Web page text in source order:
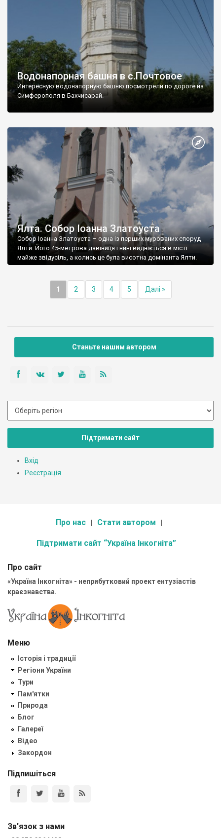
Водонапорная башня в с.Почтовое
Интересную водонапорную башню посмотрели по дороге из
Симферополя в Бахчисарай.
Ялта. Собор Іоанна Златоуста
Собор Іоанна Златоуста – одна із перших мурованих споруд
Ялти. Його 45-метрова дзвіниця і нині видніється в місті
майже звідусіль, а колись це була висотна домінанта Ялти.
1 2 3 4 5 Далі »
Станьте нашим автором
Підтримати сайт
Вхід
Реєстрація
Про нас Стати автором
Підтримати сайт “Україна Інкогніта”
Про сайт
«Україна Інкогніта» - неприбутковий проект ентузіастів
краєзнавства.
Меню
Історія і традиції
Регіони України
Тури
Пам'ятки
Природа
Блог
Галереї
Відео
Закордон
Підпишіться
Зв'язок з нами